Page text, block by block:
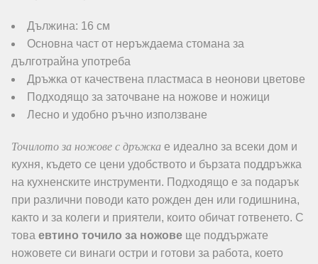
Дължина: 16 см
Основна част от неръждаема стомана за
дълготрайна употреба
Дръжка от качествена пластмаса в неонови цветове
Подходящо за заточване на ножове и ножици
Лесно и удобно ръчно използване
Точилото за ножове с дръжка е идеално за всеки дом и
кухня, където се цени удобството и бързата поддръжка
на кухненските инструменти. Подходящо е за подарък
при различни поводи като рожден ден или годишнина,
както и за колеги и приятели, които обичат готвенето. С
това евтино точило за ножове ще поддържате
ножовете си винаги остри и готови за работа, което